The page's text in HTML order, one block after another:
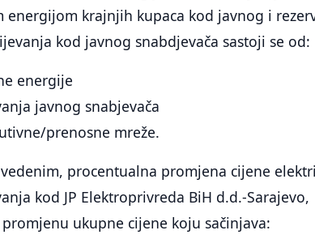
energijom krajnjih kupaca kod javnog i
kod javnog snabdjevača sastoji se od:
energije
javnog snabjevača
prenosne mreže.
procentualna promjena cijene
kod JP Elektroprivreda BiH d.d.-Sarajevo,
ukupne cijene koju sačinjava: